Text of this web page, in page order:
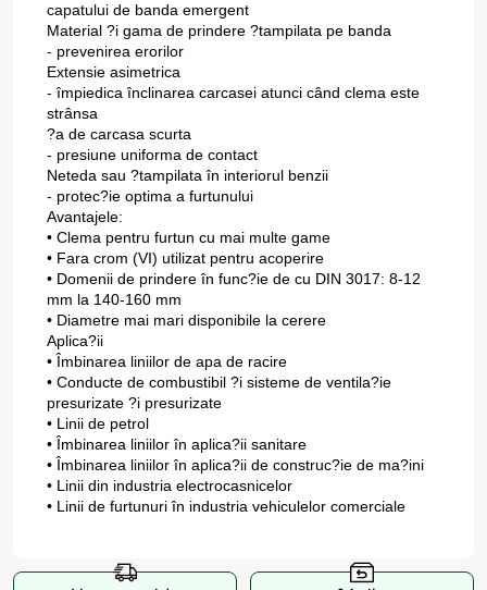
capatului de banda emergent
Material ?i gama de prindere ?tampilata pe banda
- prevenirea erorilor
Extensie asimetrica
- împiedica înclinarea carcasei atunci când clema este
strânsa
?a de carcasa scurta
- presiune uniforma de contact
Neteda sau ?tampilata în interiorul benzii
- protec?ie optima a furtunului
Avantajele:
• Clema pentru furtun cu mai multe game
• Fara crom (VI) utilizat pentru acoperire
• Domenii de prindere în func?ie de cu DIN 3017: 8-12
mm la 140-160 mm
• Diametre mai mari disponibile la cerere
Aplica?ii
• Îmbinarea liniilor de apa de racire
• Conducte de combustibil ?i sisteme de ventila?ie
presurizate ?i presurizate
• Linii de petrol
• Îmbinarea liniilor în aplica?ii sanitare
• Îmbinarea liniilor în aplica?ii de construc?ie de ma?ini
• Linii din industria electrocasnicelor
• Linii de furtunuri în industria vehiculelor comerciale